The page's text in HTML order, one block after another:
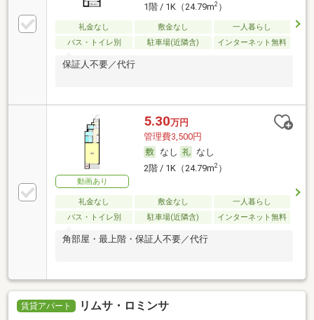
1階 / 1K（24.79m2）
礼金なし 敷金なし
一人暮らし
バス・トイレ別
駐車場(近隣含) インターネット無料
保証人不要／代行
動画あり
5.30万円
管理費3,500円
なし
なし
2階 / 1K（24.79m2）
礼金なし 敷金なし
一人暮らし
バス・トイレ別
駐車場(近隣含) インターネット無料
角部屋・最上階・保証人不要／代行
賃貸アパート リムサ・ロミンサ